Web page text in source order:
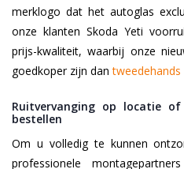
merklogo dat het autoglas
onze klanten Skoda Yeti
prijs-kwaliteit, waarbij onze
goedkoper zijn dan
Ruitvervanging op locatie
bestellen
Om u volledig te kunnen
professionele